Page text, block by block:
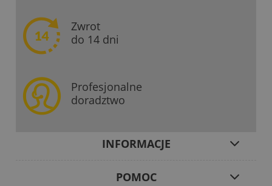
Zwrot
do 14 dni
Profesjonalne
doradztwo
INFORMACJE
POMOC